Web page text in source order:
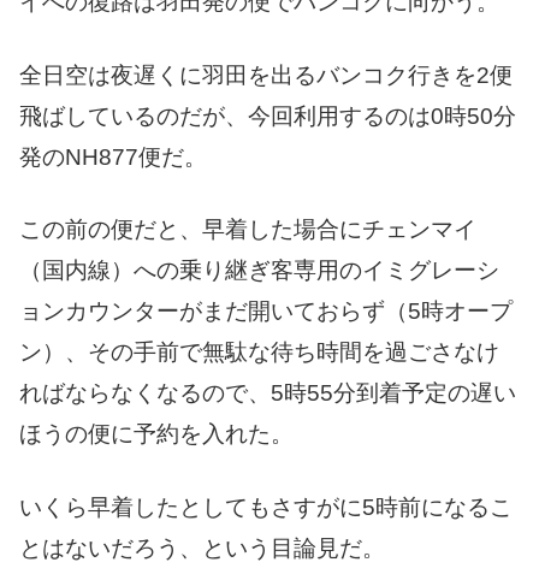
全日空は夜遅くに羽田を出るバンコク行きを2便
飛ばしているのだが、今回利用するのは0時50分
発のNH877便だ。
この前の便だと、早着した場合にチェンマイ
（国内線）への乗り継ぎ客専用のイミグレーシ
ョンカウンターがまだ開いておらず（5時オープ
ン）、その手前で無駄な待ち時間を過ごさなけ
ればならなくなるので、5時55分到着予定の遅い
ほうの便に予約を入れた。
いくら早着したとしてもさすがに5時前になるこ
とはないだろう、という目論見だ。